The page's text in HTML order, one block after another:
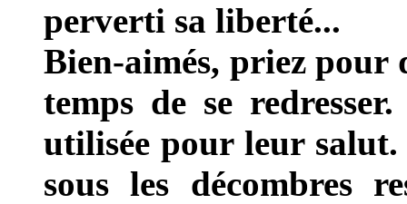
perverti sa liberté...
Bien-aimés, priez pour
temps de se
utilisée pour leur salut.
sous les décombres